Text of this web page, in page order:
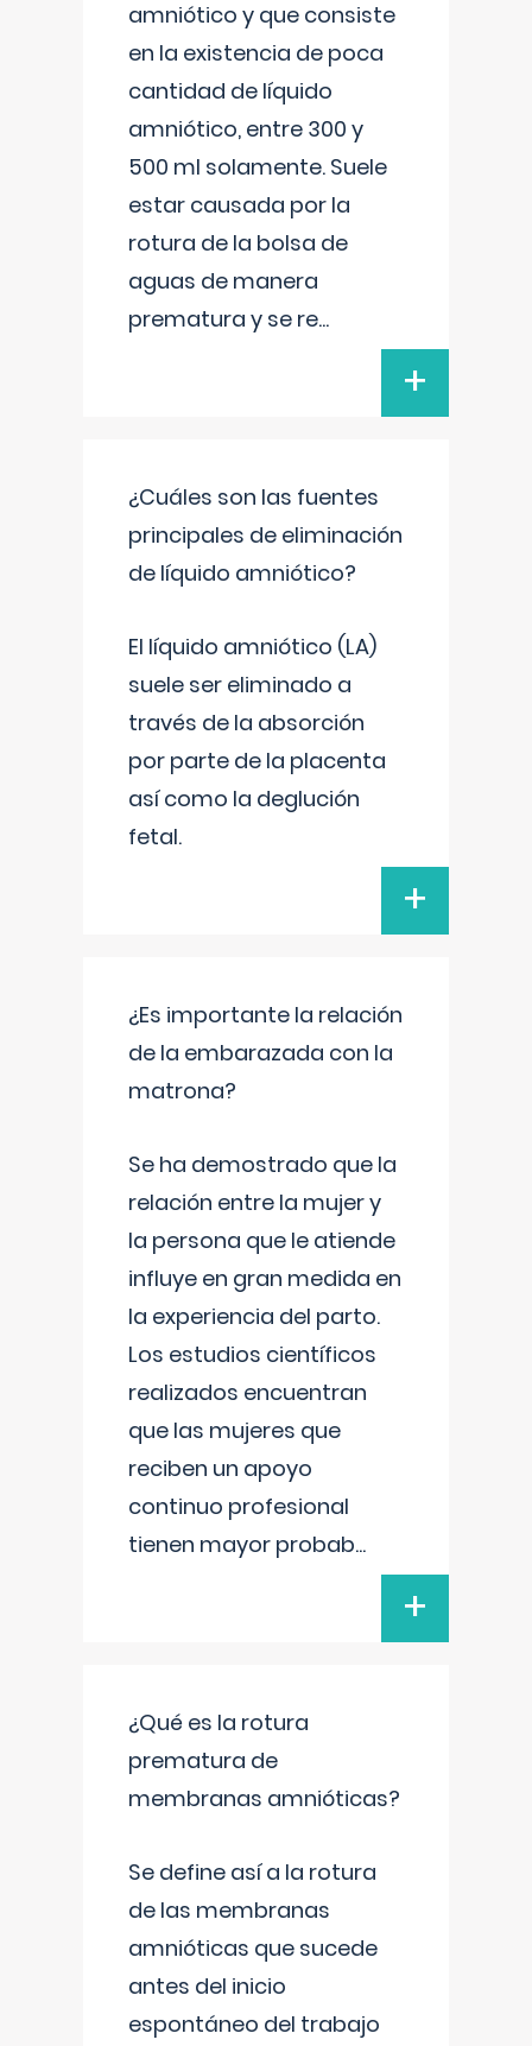
amniótico y que consiste
en la existencia de poca
cantidad de líquido
amniótico, entre 300 y
500 ml solamente. Suele
estar causada por la
rotura de la bolsa de
aguas de manera
prematura y se re...
+
¿Cuáles son las fuentes
principales de eliminación
de líquido amniótico?
El líquido amniótico (LA)
suele ser eliminado a
través de la absorción
por parte de la placenta
así como la deglución
fetal.
+
¿Es importante la relación
de la embarazada con la
matrona?
Se ha demostrado que la
relación entre la mujer y
la persona que le atiende
influye en gran medida en
la experiencia del parto.
Los estudios científicos
realizados encuentran
que las mujeres que
reciben un apoyo
continuo profesional
tienen mayor probab...
+
¿Qué es la rotura
prematura de
membranas amnióticas?
Se define así a la rotura
de las membranas
amnióticas que sucede
antes del inicio
espontáneo del trabajo